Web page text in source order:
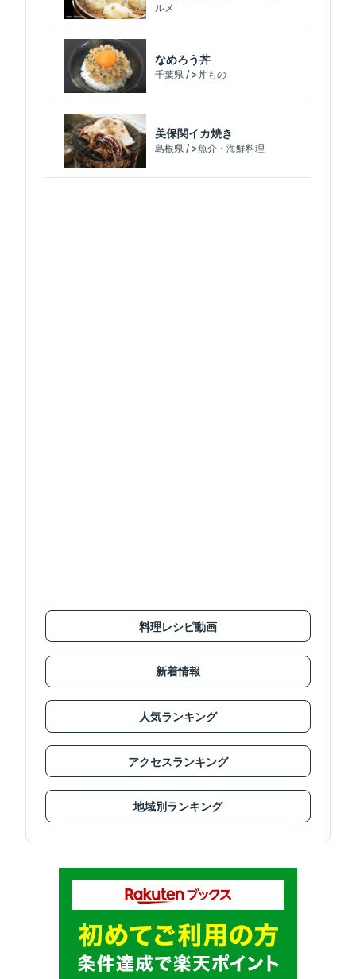
ルメ
なめろう丼
千葉県 / >丼もの
美保関イカ焼き
島根県 / >魚介・海鮮料理
料理レシピ動画
新着情報
人気ランキング
アクセスランキング
地域別ランキング